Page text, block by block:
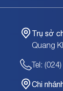
Trụ sở
Quang
Tel:
Chi